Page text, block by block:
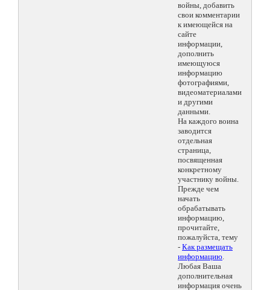
войны, добавить
свои комментарии
к имеющейся на
сайте
информации,
дополнить
имеющуюся
информацию
фотографиями,
видеоматериалами
и другими
данными.
На каждого воина
заводится
отдельная
страница,
посвященная
конкретному
участнику войны.
Прежде чем
начать
обрабатывать
информацию,
прочитайте,
пожалуйста, тему
- Как размещать
информацию.
Любая Ваша
дополнительная
информация очень